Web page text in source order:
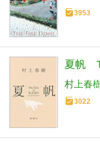
3953
夏帆
村上春
3022